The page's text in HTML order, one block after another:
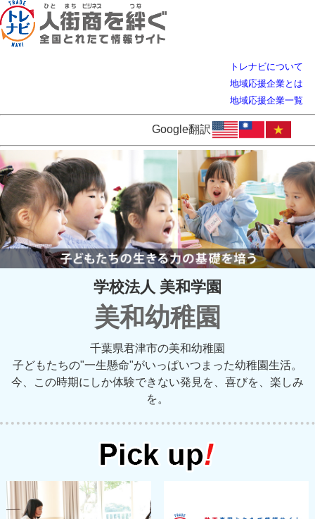
トレナビについて
地域応援企業とは
地域応援企業一覧
Google翻訳
学校法人 美和学園
美和幼稚園
千葉県君津市の美和幼稚園
子どもたちの"一生懸命"がいっぱいつまった幼稚園生活。
今、この時期にしか体験できない発見を、喜びを、楽しみ
を。